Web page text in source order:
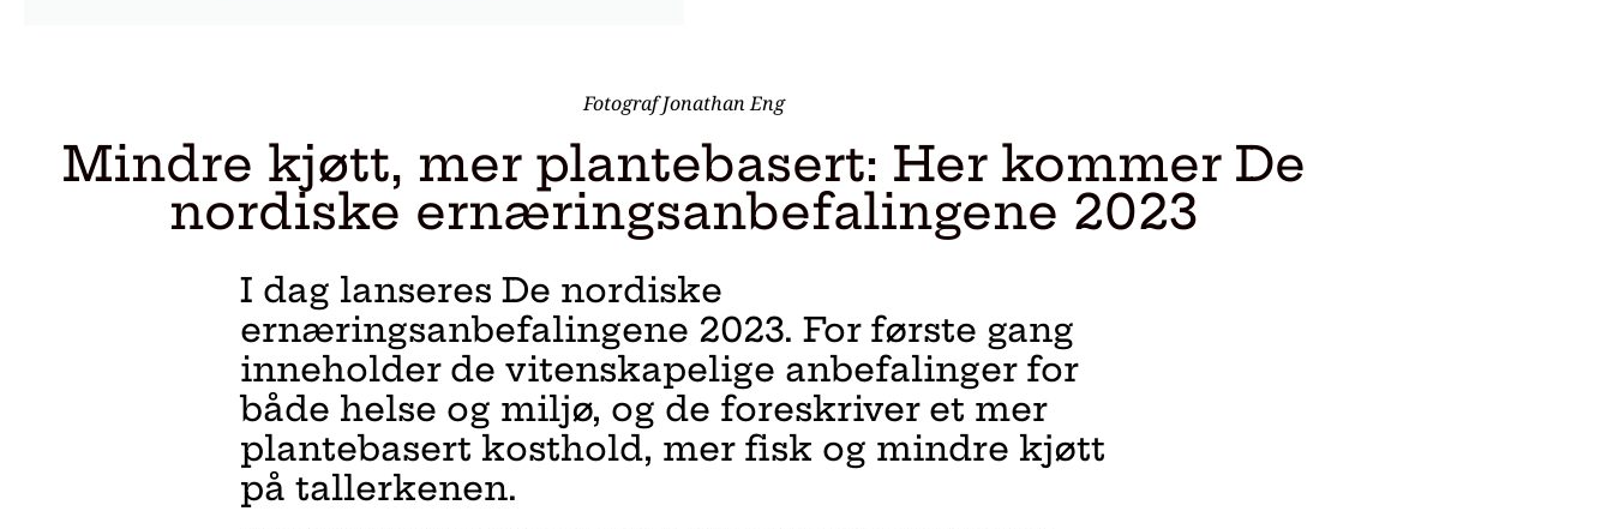
Fotograf Jonathan Eng
Mindre kjøtt, mer plantebasert: Her kommer De
nordiske ernæringsanbefalingene 2023
I dag lanseres De nordiske
ernæringsanbefalingene 2023. For første gang
inneholder de vitenskapelige anbefalinger for
både helse og miljø, og de foreskriver et mer
plantebasert kosthold, mer fisk og mindre kjøtt
på tallerkenen.